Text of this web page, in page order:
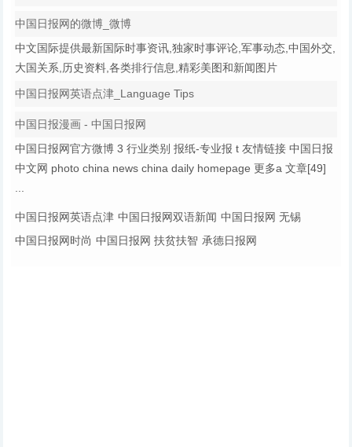
中国日报网的微博_微博
中文国际提供最新国际时事资讯,独家时事评论,军事动态,中国外交,
大国关系,历史资料,各类排行信息,精彩美图和新闻图片
中国日报网英语点津_Language Tips
中国日报漫画 - 中国日报网
中国日报网官方微博 3 行业类别 报纸-专业报 t 友情链接 中国日报
中文网 photo china news china daily homepage 更多a 文章[49]
中国日报网英语点津 中国日报网双语新闻 中国日报网 无锡
中国日报网时尚 中国日报网 扶贫扶智 承德日报网